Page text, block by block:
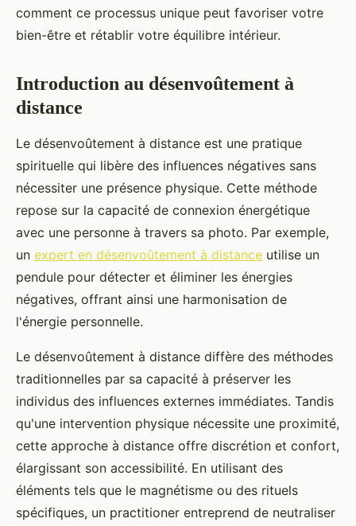
comment ce processus unique peut favoriser votre
bien-être et rétablir votre équilibre intérieur.
Introduction au désenvoûtement à
distance
Le désenvoûtement à distance est une pratique
spirituelle qui libère des influences négatives sans
nécessiter une présence physique. Cette méthode
repose sur la capacité de connexion énergétique
avec une personne à travers sa photo. Par exemple,
un expert en désenvoûtement à distance utilise un
pendule pour détecter et éliminer les énergies
négatives, offrant ainsi une harmonisation de
l'énergie personnelle.
Le désenvoûtement à distance diffère des méthodes
traditionnelles par sa capacité à préserver les
individus des influences externes immédiates. Tandis
qu'une intervention physique nécessite une proximité,
cette approche à distance offre discrétion et confort,
élargissant son accessibilité. En utilisant des
éléments tels que le magnétisme ou des rituels
spécifiques, un practitioner entreprend de neutraliser